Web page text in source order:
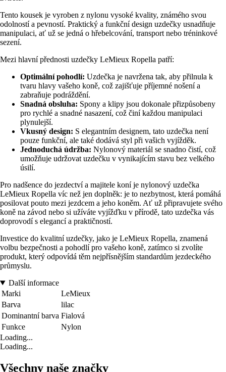
Tento kousek je vyroben z nylonu vysoké kvality, známého svou
odolností a pevností. Praktický a funkční design uzdečky usnadňuje
manipulaci, ať už se jedná o hřebelcování, transport nebo tréninkové
sezení.
Mezi hlavní přednosti uzdečky LeMieux Ropella patří:
Optimální pohodlí: Uzdečka je navržena tak, aby přilnula k
tvaru hlavy vašeho koně, což zajišťuje příjemné nošení a
zabraňuje podráždění.
Snadná obsluha: Spony a klipy jsou dokonale přizpůsobeny
pro rychlé a snadné nasazení, což činí každou manipulaci
plynulejší.
Vkusný design: S elegantním designem, tato uzdečka není
pouze funkční, ale také dodává styl při vašich vyjížděk.
Jednoduchá údržba: Nylonový materiál se snadno čistí, což
umožňuje udržovat uzdečku v vynikajícím stavu bez velkého
úsilí.
Pro nadšence do jezdectví a majitele koní je nylonový uzdečka
LeMieux Ropella víc než jen doplněk: je to nezbytnost, která pomáhá
posilovat pouto mezi jezdcem a jeho koněm. Ať už připravujete svého
koně na závod nebo si užíváte vyjížďku v přírodě, tato uzdečka vás
doprovodí s elegancí a praktičností.
Investice do kvalitní uzdečky, jako je LeMieux Ropella, znamená
volbu bezpečnosti a pohodlí pro vašeho koně, zatímco si zvolíte
produkt, který odpovídá těm nejpřísnějším standardům jezdeckého
průmyslu.
Další informace
Marki
LeMieux
Barva
lilac
Dominantní barva Fialová
Funkce
Nylon
Loading...
Loading...
Všechny naše značky